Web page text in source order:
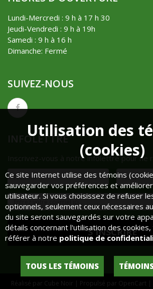
Lundi-Mercredi : 9 h à 17 h 30
Jeudi-Vendredi : 9 h à 19h
Samedi : 9 h à 16 h
Dimanche: Fermé
SUIVEZ-NOUS
INFOLETTRE
Inscrivez-vous à notre infolettre pour ne
Réalisé par Cube Noir | Propulsé par OpenCart
Utilisation des
(cookies)
Ce site Internet utilise des témoins
sauvegarder vos préférences et
utilisateur. Si vous choisissez de refuser
optionnels, seulement ceux nécessaires
du site seront sauvegardés sur votre
détails concernant l'utilisation des cookies,
référer à notre politique de
TOUS LES TÉMOINS